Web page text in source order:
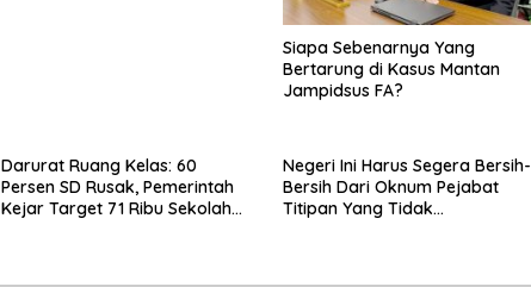
Siapa Sebenarnya Yang
Bertarung di Kasus Mantan
Jampidsus FA?
Darurat Ruang Kelas: 60
Persen SD Rusak, Pemerintah
Kejar Target 71 Ribu Sekolah
Negeri Ini Harus Segera Bersih-
Bersih Dari Oknum Pejabat
Titipan Yang Tidak